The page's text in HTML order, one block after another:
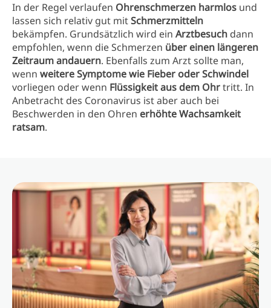
In der Regel verlaufen Ohrenschmerzen harmlos und
lassen sich relativ gut mitSchmerzmitteln
bekämpfen. Grundsätzlich wird ein Arztbesuch dann
empfohlen, wenn die Schmerzen über einen längeren
Zeitraum andauern. Ebenfalls zum Arzt sollte man,
wenn weitere Symptome wie Fieber oder Schwindel
vorliegen oder wenn Flüssigkeit aus dem Ohrtritt. In
Anbetracht des Coronavirus ist aber auch bei
Beschwerden in den Ohren erhöhte Wachsamkeit
ratsam.